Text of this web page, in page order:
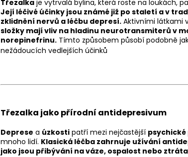
Třezalka je vytrvalá bylina, která roste na loukách,
Její léčivé účinky jsou známé již po staletí a v
zklidnění nervů a léčbu depresí. Aktivními látkami
složky mají vliv na hladinu neurotransmiterů v
norepinefrinu. Tímto způsobem působí podobně
nežádoucích vedlejších účinků
Třezalka jako přírodní antidepresivum
Deprese a úzkosti patří mezi nejčastější
mnoho lidí. Klasická léčba zahrnuje užívání
jako jsou přibývání na váze, ospalost nebo